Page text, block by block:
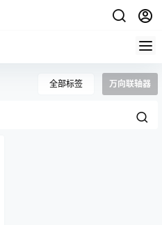
全部标签 万向联轴器